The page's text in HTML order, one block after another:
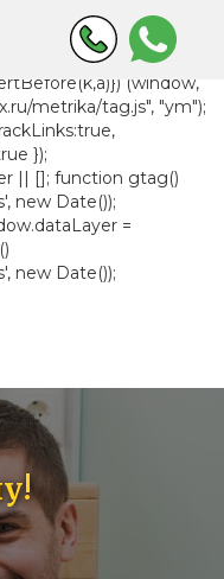
(window,
metrika/tag.js", "ym");
});
|| []; function gtag()
new Date());
=
new Date());